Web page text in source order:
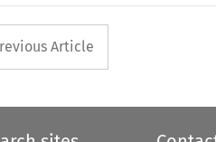
button used
Article